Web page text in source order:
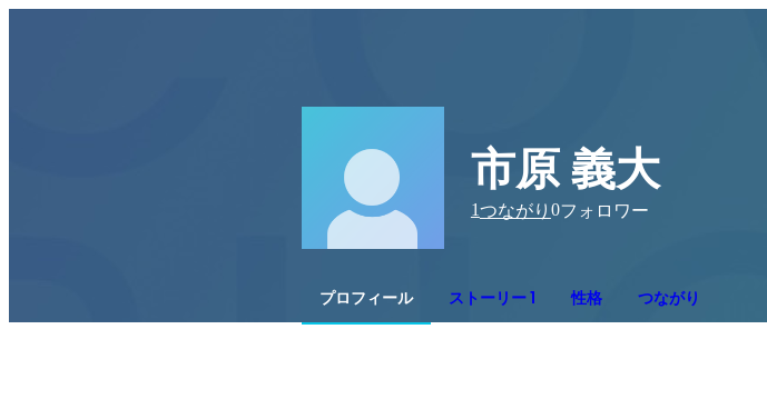
市原 義大
1つながり 0フォロワー
プロフィール ストーリー 1 性格 つながり